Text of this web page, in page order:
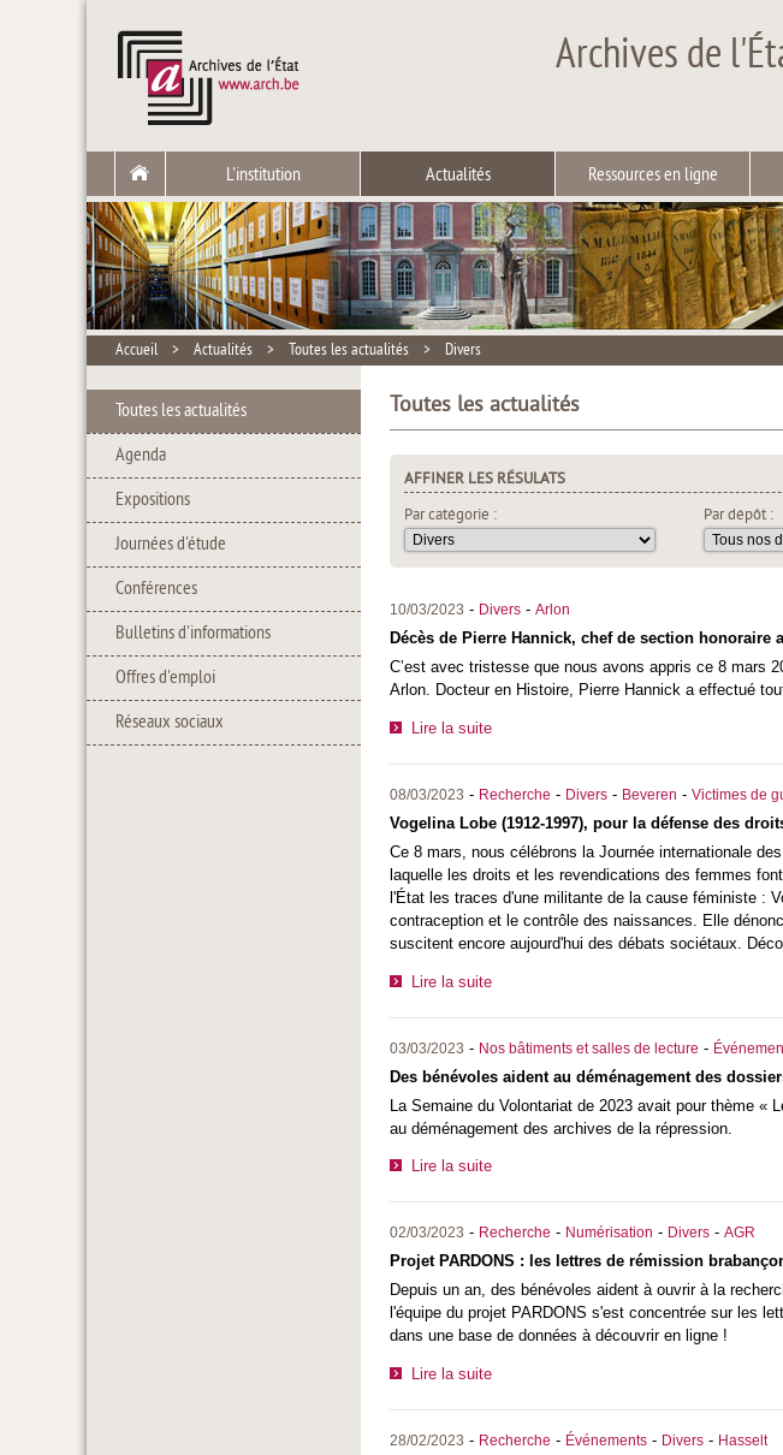
Archives de
L'institution Actualités Ressources en ligne
Accueil > Actualités > Toutes les actualités > Divers
Toutes les actualités
Agenda
Expositions
Journées d'étude
Conférences
Bulletins d'informations
Offres d'emploi
Réseaux sociaux
Toutes les actualités
AFFINER LES RÉSULATS
Par catégorie :
Par dépôt :
10/03/2023 - Divers - Arlon
Décès de Pierre Hannick, chef de section honoraire
C’est avec tristesse que nous avons appris ce 8 mars
Arlon. Docteur en Histoire, Pierre Hannick a effectué
Lire la suite
08/03/2023 - Recherche - Divers - Beveren - Victimes de
Vogelina Lobe (1912-1997), pour la défense des
Ce 8 mars, nous célébrons la Journée internationale
laquelle les droits et les revendications des femmes
l'État les traces d'une militante de la cause féministe :
contraception et le contrôle des naissances. Elle
suscitent encore aujourd'hui des débats sociétaux.
Lire la suite
03/03/2023 - Nos bâtiments et salles de lecture -
Des bénévoles aident au déménagement des
La Semaine du Volontariat de 2023 avait pour thème «
au déménagement des archives de la répression.
Lire la suite
02/03/2023 - Recherche - Numérisation - Divers - AGR
Projet PARDONS : les lettres de rémission
Depuis un an, des bénévoles aident à ouvrir à la
l'équipe du projet PARDONS s'est concentrée sur les
dans une base de données à découvrir en ligne !
Lire la suite
28/02/2023 - Recherche - Événements - Divers - Hasselt